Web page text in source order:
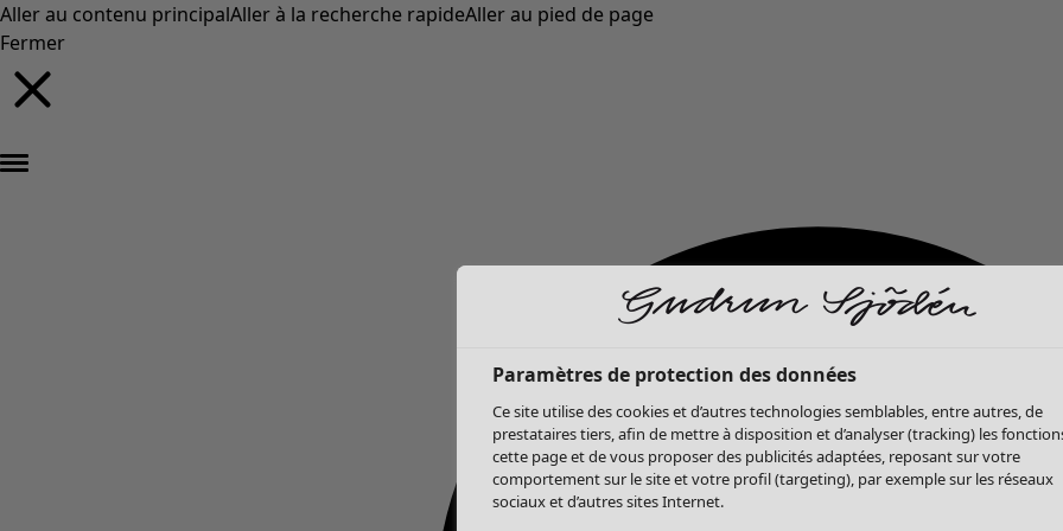
Aller au contenu principalAller à la recherche rapideAller au pied de page
Fermer
Paramètres de protection des données
Ce site utilise des cookies et d’autres technologies semblables, entre autres, de
prestataires tiers, afin de mettre à disposition et d’analyser (tracking) les
cette page et de vous proposer des publicités adaptées, reposant sur votre
comportement sur le site et votre profil (targeting), par exemple sur les réseaux
sociaux et d’autres sites Internet.